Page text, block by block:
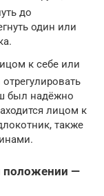
до
один или
к себе или
был надёжно
лицом к
также
положении —